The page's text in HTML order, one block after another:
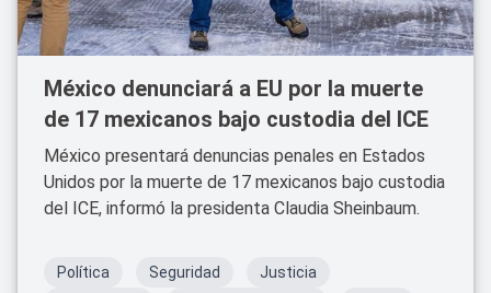
México denunciará a EU por la muerte
de 17 mexicanos bajo custodia del ICE
México presentará denuncias penales en Estados
Unidos por la muerte de 17 mexicanos bajo custodia
del ICE, informó la presidenta Claudia Sheinbaum.
Política Seguridad
Justicia